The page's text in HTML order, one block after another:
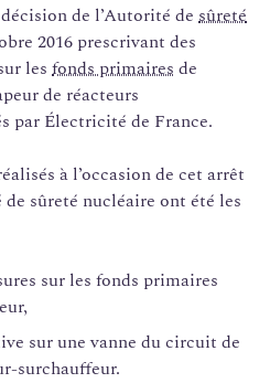
de l’Autorité de sûreté
2016 prescrivant des
les fonds primaires de
de réacteurs
par Électricité de France.
à l’occasion de cet arrêt
sûreté nucléaire ont été les
sur les fonds primaires
sur une vanne du circuit de
surchauffeur.